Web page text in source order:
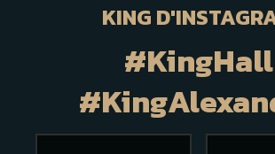
KING
#KingHall